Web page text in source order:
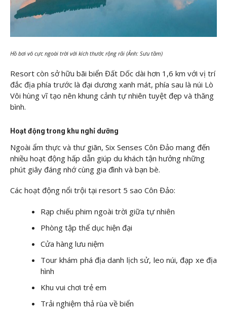
Hồ bơi vô cực ngoài trời với kích thước rộng rãi (Ảnh: Sưu tầm)
Resort còn sở hữu bãi biển Đất Dốc dài hơn 1,6 km với vị trí
đắc địa phía trước là đại dương xanh mát, phía sau là núi Lò
Vôi hùng vĩ tạo nên khung cảnh tự nhiên tuyệt đẹp và thăng
bình.
Hoạt động trong khu nghỉ dưỡng
Ngoài ẩm thực và thư giãn, Six Senses Côn Đảo mang đến
nhiều hoạt động hấp dẫn giúp du khách tận hưởng những
phút giây đáng nhớ cùng gia đình và bạn bè.
Các hoạt động nổi trội tại resort 5 sao Côn Đảo:
Rạp chiếu phim ngoài trời giữa tự nhiên
Phòng tập thể dục hiện đại
Cửa hàng lưu niệm
Tour khám phá địa danh lịch sử, leo núi, đạp xe địa
hình
Khu vui chơi trẻ em
Trải nghiệm thả rùa về biển